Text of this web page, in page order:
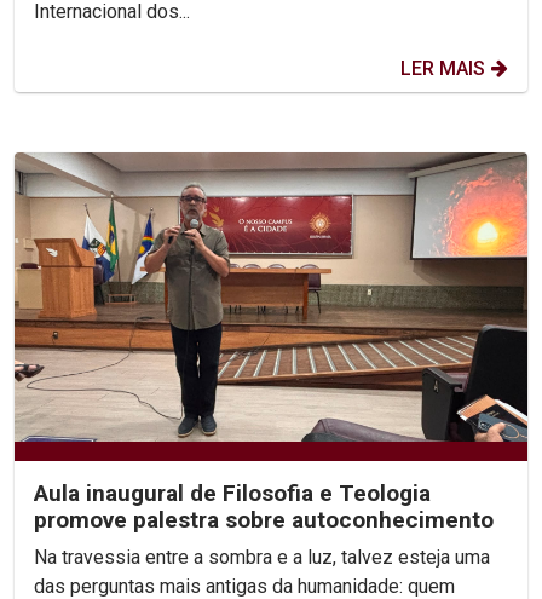
Internacional dos...
LER MAIS
Aula inaugural de Filosofia e Teologia
promove palestra sobre autoconhecimento
Na travessia entre a sombra e a luz, talvez esteja uma
das perguntas mais antigas da humanidade: quem